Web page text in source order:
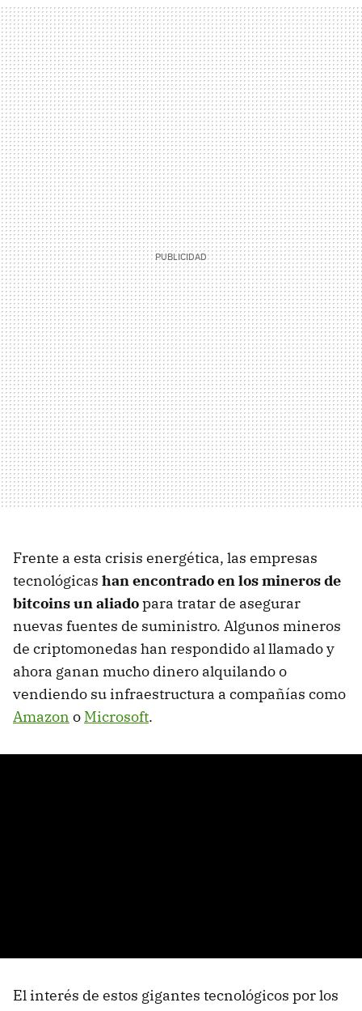
Frente a esta crisis energética, las empresas
tecnológicas han encontrado en los mineros de
bitcoins un aliadopara tratar de asegurar
nuevas fuentes de suministro. Algunos mineros
de criptomonedas han respondido al llamado y
ahora ganan mucho dinero alquilando o
vendiendo su infraestructura a compañías como
Amazon o Microsoft.
El interés de estos gigantes tecnológicos por los